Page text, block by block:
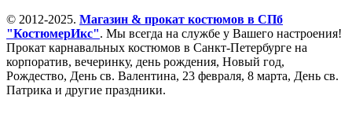
© 2012-2025. Магазин & прокат костюмов в СПб
"КостюмерИкс". Мы всегда на службе у Вашего настроения!
Прокат карнавальных костюмов в Санкт-Петербурге на
корпоратив, вечеринку, день рождения, Новый год,
Рождество, День св. Валентина, 23 февраля, 8 марта, День св.
Патрика и другие праздники.